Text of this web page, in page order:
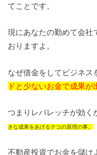
てことです。
現にあなたの勤めて会社
おりますよ。
なぜ借金をしてビジネス
ドと少ないお金で成果が
つまりレバレッチが効く
きな成果をあげるテコの原理の事。
不動産投資でお金を儲け